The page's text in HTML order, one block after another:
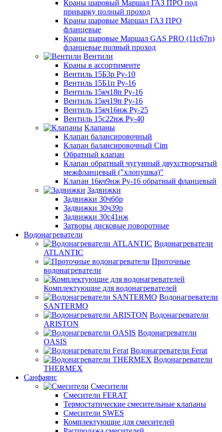
Краны шаровый Маршал ГАЗ ПРО под
приварку полный проход
Краны шаровые Маршал ГАЗ ПРО
фланцевые
Краны шаровые Маршал GAS PRO (11с67п)
фланцевые полный проход
Вентили
Краны в ассортименте
Вентиль 15Б3р Ру-10
Вентиль 15Б1п Ру-16
Вентиль 15кч18п Ру-16
Вентиль 15кч19п Ру-16
Вентиль 15кч16нж Ру-25
Вентиль 15с22нж Ру-40
Клапаны
Клапан балансировочный
Клапан балансировочный Cim
Обратный клапан
Клапан обратный чугунный двухстворчатый
межфланцевый ("хлопушка)"
Клапан 16кч9нж Ру-16 обратный фланцевый
Задвижки
Задвижки 30ч6бр
Задвижки 30ч39р
Задвижки 30с41нж
Затворы дисковые поворотные
Водонагреватели
Водонагреватели
ATLANTIC
Проточные
водонагреватели
Комплектующие для водонагревателей
Водонагреватели
SANTERMO
Водонагреватели
ARISTON
Водонагреватели
OASIS
Водонагреватели Ferat
Водонагреватели
THERMEX
Санфаянс
Смесители
Смесители FERAT
Термостатические смесительные клапаны
Смесители SWES
Комплектующие для смесителей